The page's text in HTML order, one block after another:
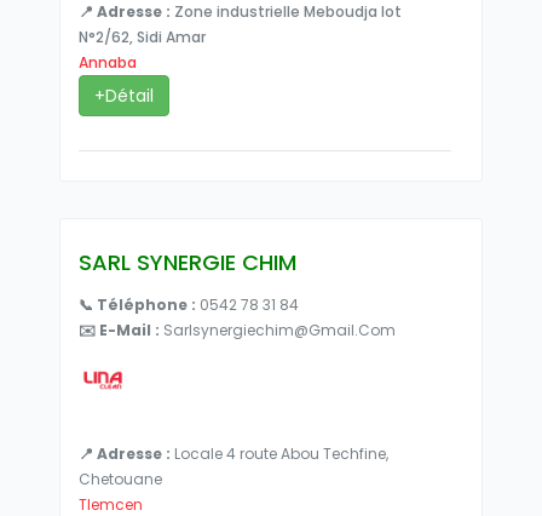
📍 Adresse : Zone industrielle Meboudja lot
N°2/62, Sidi Amar
Annaba
+Détail
SARL SYNERGIE CHIM
📞 Téléphone : 0542 78 31 84
✉️ E-Mail : Sarlsynergiechim@gmail.com
📍 Adresse : Locale 4 route Abou Techfine,
Chetouane
Tlemcen